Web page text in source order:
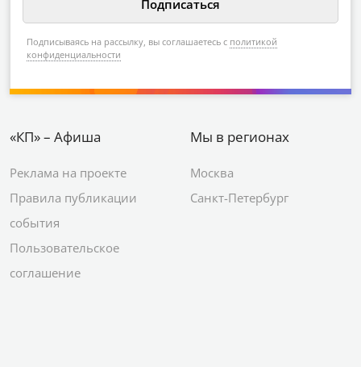
Подписываясь на рассылку, вы соглашаетесь с политикой
конфиденциальности
«КП» – Афиша
Реклама на проекте
Правила публикации
события
Пользовательское
соглашение
Мы в регионах
Москва
Санкт-Петербург